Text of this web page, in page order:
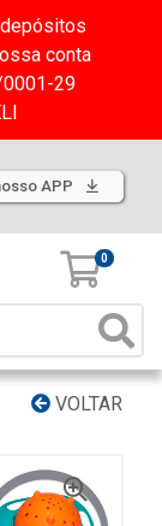
depósitos
conta
0001-29
APP
0
VOLTAR